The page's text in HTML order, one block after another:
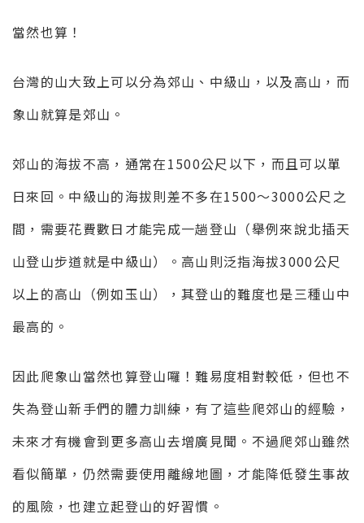
當然也算！
台灣的山大致上可以分為郊山、中級山，以及高山，而
象山就算是郊山。
郊山的海拔不高，通常在1500公尺以下，而且可以單
日來回。中級山的海拔則差不多在1500～3000公尺之
間，需要花費數日才能完成一趟登山（舉例來說北插天
山登山步道就是中級山）。高山則泛指海拔3000公尺
以上的高山（例如玉山），其登山的難度也是三種山中
最高的。
因此爬象山當然也算登山囉！難易度相對較低，但也不
失為登山新手們的體力訓練，有了這些爬郊山的經驗，
未來才有機會到更多高山去增廣見聞。不過爬郊山雖然
看似簡單，仍然需要使用離線地圖，才能降低發生事故
的風險，也建立起登山的好習慣。